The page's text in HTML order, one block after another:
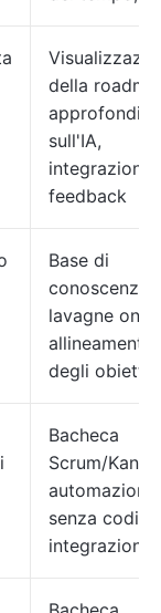
della
sull'IA,
integrazione
feedback
Base di
conoscenza,
lavagne
allineamento
degli
Bacheca
Scrum/
automazioni
senza
integrazioni